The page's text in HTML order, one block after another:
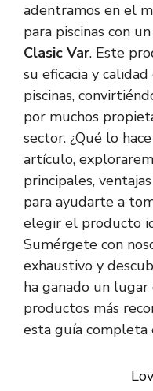
adentramos en el
para piscinas con
Clasic Var. Este
su eficacia y
piscinas,
por muchos
sector. ¿Qué lo
artículo,
principales,
para ayudarte a
elegir el producto
Sumérgete con
exhaustivo y
ha ganado un
productos más
esta guía completa